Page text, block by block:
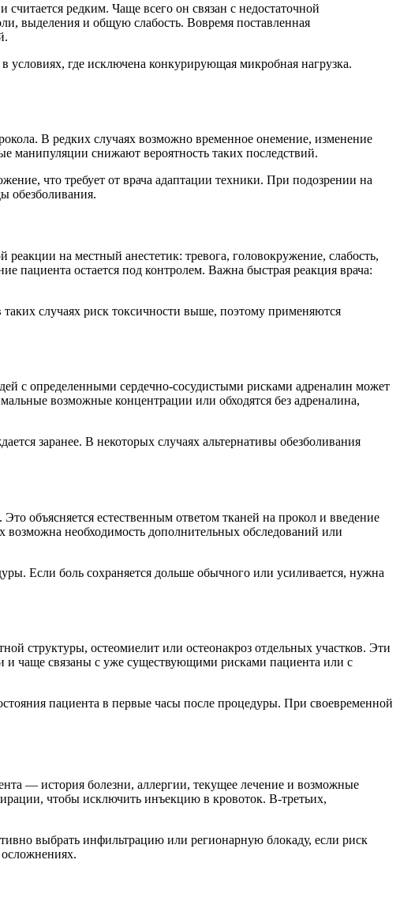
редким. Чаще всего он связан с недостаточной
выделения и общую слабость. Вовремя поставленная
условиях, где исключена конкурирующая микробная нагрузка.
В редких случаях возможно временное онемение, изменение
манипуляции снижают вероятность таких последствий.
что требует от врача адаптации техники. При подозрении на
обезболивания.
на местный анестетик: тревога, головокружение, слабость,
остается под контролем. Важна быстрая реакция врача:
случаях риск токсичности выше, поэтому применяются
с определенными сердечно-сосудистыми рисками адреналин может
возможные концентрации или обходятся без адреналина,
заранее. В некоторых случаях альтернативы обезболивания
объясняется естественным ответом тканей на прокол и введение
необходимость дополнительных обследований или
Если боль сохраняется дольше обычного или усиливается, нужна
структуры, остеомиелит или остеонакроз отдельных участков. Эти
и чаще связаны с уже существующими рисками пациента или с
пациента в первые часы после процедуры. При своевременной
— история болезни, аллергии, текущее лечение и возможные
чтобы исключить инъекцию в кровоток. В-третьих,
выбрать инфильтрацию или регионарную блокаду, если риск